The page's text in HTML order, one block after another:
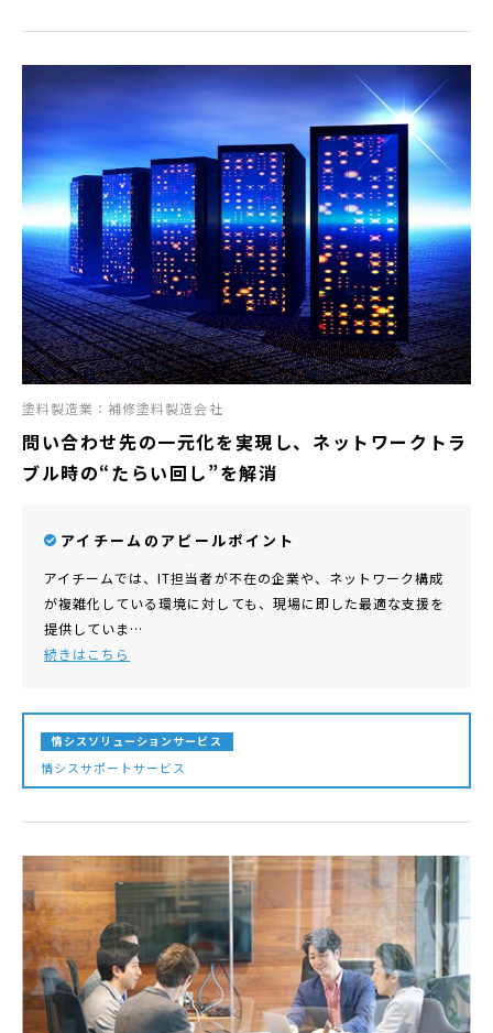
塗料製造業：補修塗料製造会社
問い合わせ先の一元化を実現し、ネットワークトラ
ブル時の“たらい回し”を解消
アイチームのアピールポイント
アイチームでは、IT担当者が不在の企業や、ネットワーク構成
が複雑化している環境に対しても、現場に即した最適な支援を
提供していま…
続きはこちら
情シスソリューションサービス
情シスサポートサービス